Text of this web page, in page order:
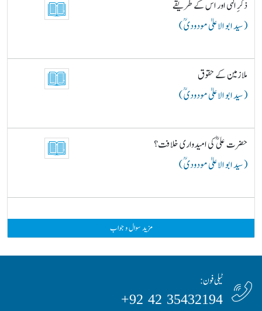
ذکرِ الٰہی اور اس کے طریقے
( سید ابو الاعلیٰ مودودیؒ )
ملازمین کے حقوق
( سید ابو الاعلیٰ مودودیؒ )
حضرت علیؓ کی امیدواری خلافت؟
( سید ابو الاعلیٰ مودودیؒ )
مزید سوال و جواب
ٹیلی فون:
35432194 42 92+